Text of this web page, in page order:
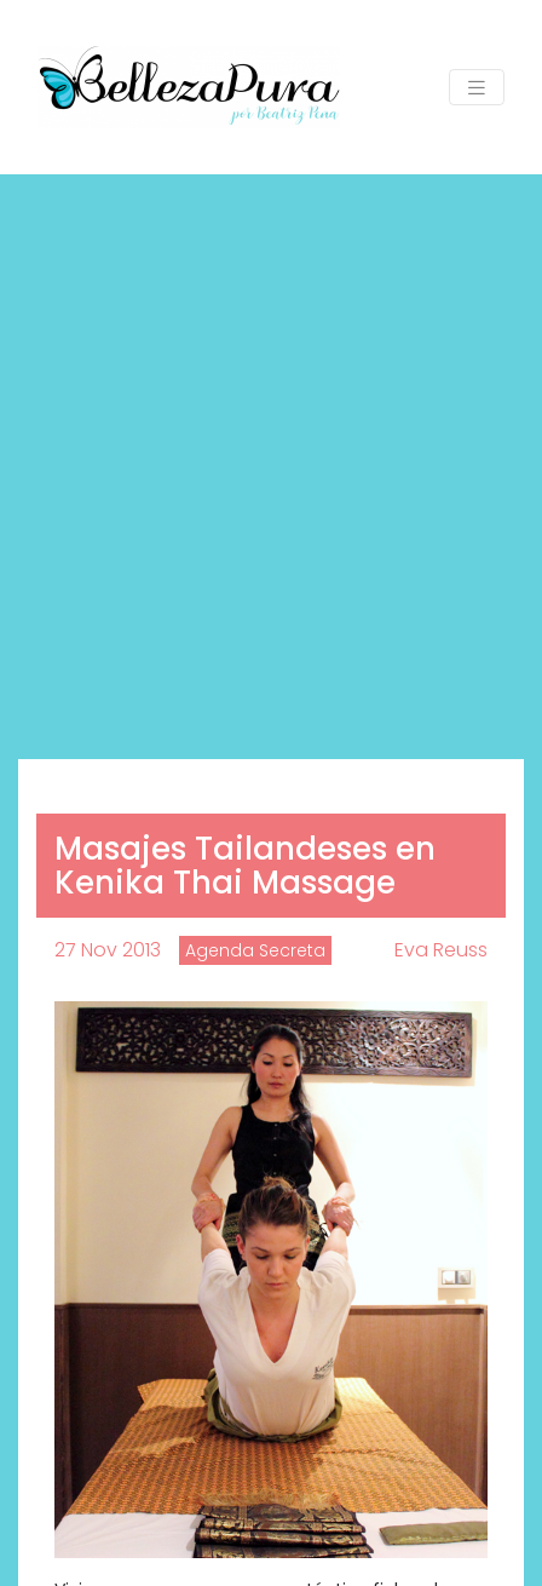
Masajes Tailandeses en
Kenika Thai Massage
27 Nov 2013 Agenda Secreta Eva Reuss